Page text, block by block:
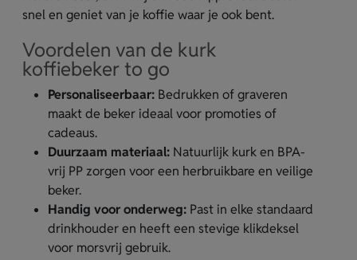
snel en geniet van je koffie waar je ook bent.
Voordelen van de kurk
koffiebeker to go
Personaliseerbaar: Bedrukken of graveren
maakt de beker ideaal voor promoties of
cadeaus.
Duurzaam materiaal: Natuurlijk kurk en BPA-
vrij PP zorgen voor een herbruikbare en veilige
beker.
Handig voor onderweg: Past in elke standaard
drinkhouder en heeft een stevige klikdeksel
voor morsvrij gebruik.